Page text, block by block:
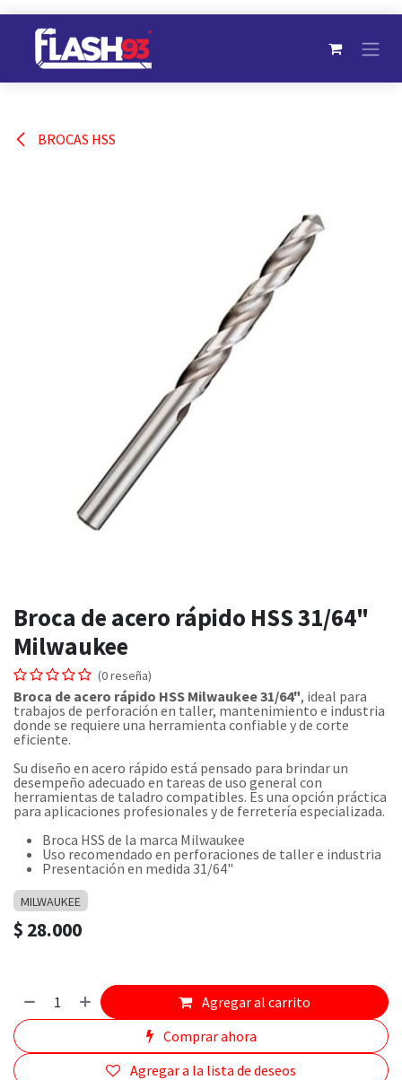
Ir al contenido
BROCAS HSS
Broca de acero rápido HSS 31/64"
Milwaukee
(0 reseña)
Broca de acero rápido HSS Milwaukee 31/64", ideal para
trabajos de perforación en taller, mantenimiento e industria
donde se requiere una herramienta confiable y de corte
eficiente.
Su diseño en acero rápido está pensado para brindar un
desempeño adecuado en tareas de uso general con
herramientas de taladro compatibles. Es una opción práctica
para aplicaciones profesionales y de ferretería especializada.
Broca HSS de la marca Milwaukee
Uso recomendado en perforaciones de taller e industria
Presentación en medida 31/64"
MILWAUKEE
$ 28.000
Agregar al carrito
Comprar ahora
Agregar a la lista de deseos